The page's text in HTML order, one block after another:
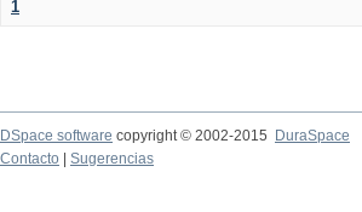
1
DSpace software copyright © 2002-2015
DuraSpace
Contacto
Sugerencias